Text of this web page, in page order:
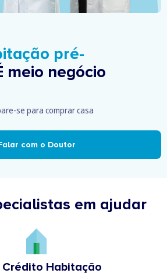
pré-
meio negócio
se para comprar casa
com o Doutor
em ajudar
Crédito Habitação